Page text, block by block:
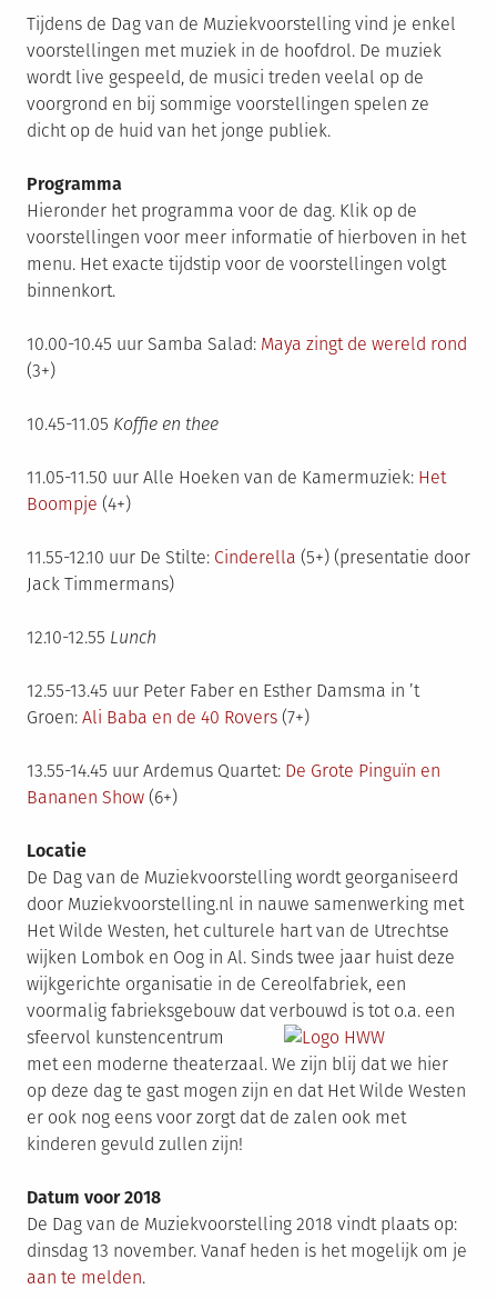
Tijdens de Dag van de Muziekvoorstelling vind je enkel
voorstellingen met muziek in de hoofdrol. De muziek
wordt live gespeeld, de musici treden veelal op de
voorgrond en bij sommige voorstellingen spelen ze
dicht op de huid van het jonge publiek.
Programma
Hieronder het programma voor de dag. Klik op de
voorstellingen voor meer informatie of hierboven in het
menu. Het exacte tijdstip voor de voorstellingen volgt
binnenkort.
10.00-10.45 uur Samba Salad: Maya zingt de wereld rond
(3+)
10.45-11.05 Koffie en thee
11.05-11.50 uur Alle Hoeken van de Kamermuziek: Het
Boompje (4+)
11.55-12.10 uur De Stilte: Cinderella (5+) (presentatie door
Jack Timmermans)
12.10-12.55 Lunch
12.55-13.45 uur Peter Faber en Esther Damsma in ’t
Groen: Ali Baba en de 40 Rovers (7+)
13.55-14.45 uur Ardemus Quartet: De Grote Pinguïn en
Bananen Show (6+)
Locatie
De Dag van de Muziekvoorstelling wordt georganiseerd
door Muziekvoorstelling.nl in nauwe samenwerking met
Het Wilde Westen, het culturele hart van de Utrechtse
wijken Lombok en Oog in Al. Sinds twee jaar huist deze
wijkgerichte organisatie in de Cereolfabriek, een
voormalig fabrieksgebouw dat verbouwd is tot o.a. een
sfeervol kunstencentrum
met een moderne theaterzaal. We zijn blij dat we hier
op deze dag te gast mogen zijn en dat Het Wilde Westen
er ook nog eens voor zorgt dat de zalen ook met
kinderen gevuld zullen zijn!
Datum voor 2018
De Dag van de Muziekvoorstelling 2018 vindt plaats op:
dinsdag 13 november. Vanaf heden is het mogelijk om je
aan te melden.